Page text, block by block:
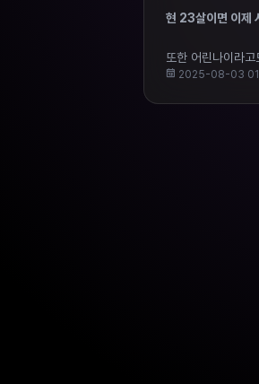
현 23살이면 이제
또한 어린나이라
2025-08-03